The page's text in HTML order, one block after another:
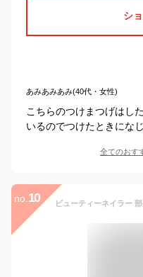
シ
あみあみあみ(40代・女性)
こちらのつけまつげはし
いるのでつけたときにな
全てのおす
no. 10